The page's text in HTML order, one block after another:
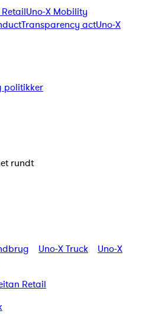
Uno-X Mobility
Transparency actUno-X
politikker
rundt
Uno-X Truck
Uno-X
Retail